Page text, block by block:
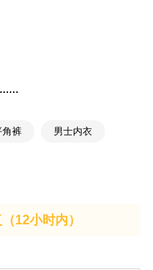
角裤 男士内衣
12小时内）